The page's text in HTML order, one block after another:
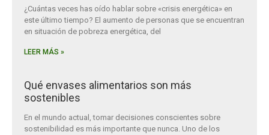
¿Cuántas veces has oído hablar sobre «crisis energética» en
este último tiempo? El aumento de personas que se encuentran
en situación de pobreza energética, del
LEER MÁS »
Qué envases alimentarios son más
sostenibles
En el mundo actual, tomar decisiones conscientes sobre
sostenibilidad es más importante que nunca. Uno de los